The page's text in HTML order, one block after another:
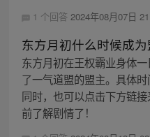
1 个回答 2024年08月07日
东方月初什么时候成为
东方月初在王权霸业身体
了一气道盟的盟主。具体
同时，也可以点击下方链
前了解剧情了！